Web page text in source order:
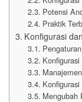
Potensi
Praktik
Konfigurasi
Mengubah